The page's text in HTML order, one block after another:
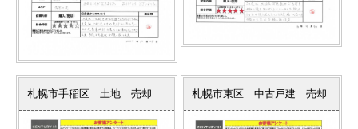
札幌市手稲区 土地 売却 札幌市東区 中古戸建 売却